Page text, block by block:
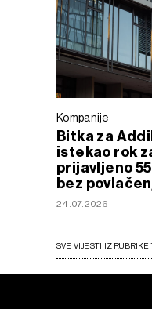
Kompanije
Bitka za
istekao rok
prijavljeno
bez
24.07.2026
SVE VIJESTI IZ RUBRIKE